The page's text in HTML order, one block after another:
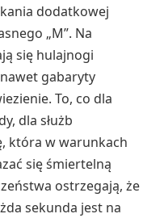
dodatkowej
„M”. Na
się hulajnogi
gabaryty
To, co dla
dla służb
która w warunkach
się śmiertelną
ostrzegają, że
sekunda jest na